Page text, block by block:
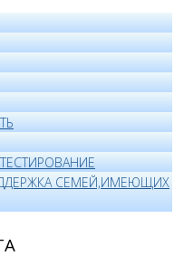
СЕМЕЙ,ИМЕЮЩИХ